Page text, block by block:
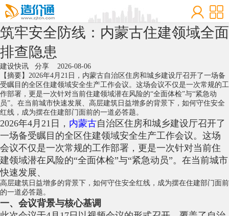
筑牢安全防线：内蒙古住建领域全面
排查隐患
建设快讯 分享 2026-08-06
【摘要】2026年4月21日，内蒙古自治区住房和城乡建设厅召开了一场备
受瞩目的全区住建领域安全生产工作会议。这场会议不仅是一次常规的工
作部署，更是一次针对当前住建领域潜在风险的“全面体检”与“紧急动
员”。在当前城市快速发展、高层建筑日益增多的背景下，如何守住安全
红线，成为摆在住建部门面前的一道必答题。
2026年4月21日， 内蒙古自治区住房和城乡建设厅召开了
一场备受瞩目的全区住建领域安全生产工作会议。这场
会议不仅是一次常规的工作部署，更是一次针对当前住
建领域潜在风险的“全面体检”与“紧急动员”。在当前城市
快速发展、
高层建筑 日益增多的背景下，如何守住安全红线，成为摆在住建部门面前
的一道必答题。
一、会议背景与核心基调